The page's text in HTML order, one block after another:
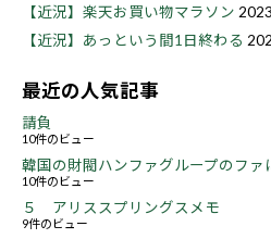
【近況】楽天お買い物マラソン
【近況】あっという間1日終わる
最近の人気記事
請負
10件のビュー
韓国の財閥ハンファグループのファ
10件のビュー
５ アリススプリングスメモ
9件のビュー